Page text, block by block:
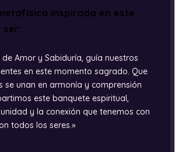
inspirada en este
de Amor y Sabiduría, guía nuestros
en este momento sagrado. Que
se unan en armonía y comprensión
este banquete espiritual,
y la conexión que tenemos con
todos los seres.»